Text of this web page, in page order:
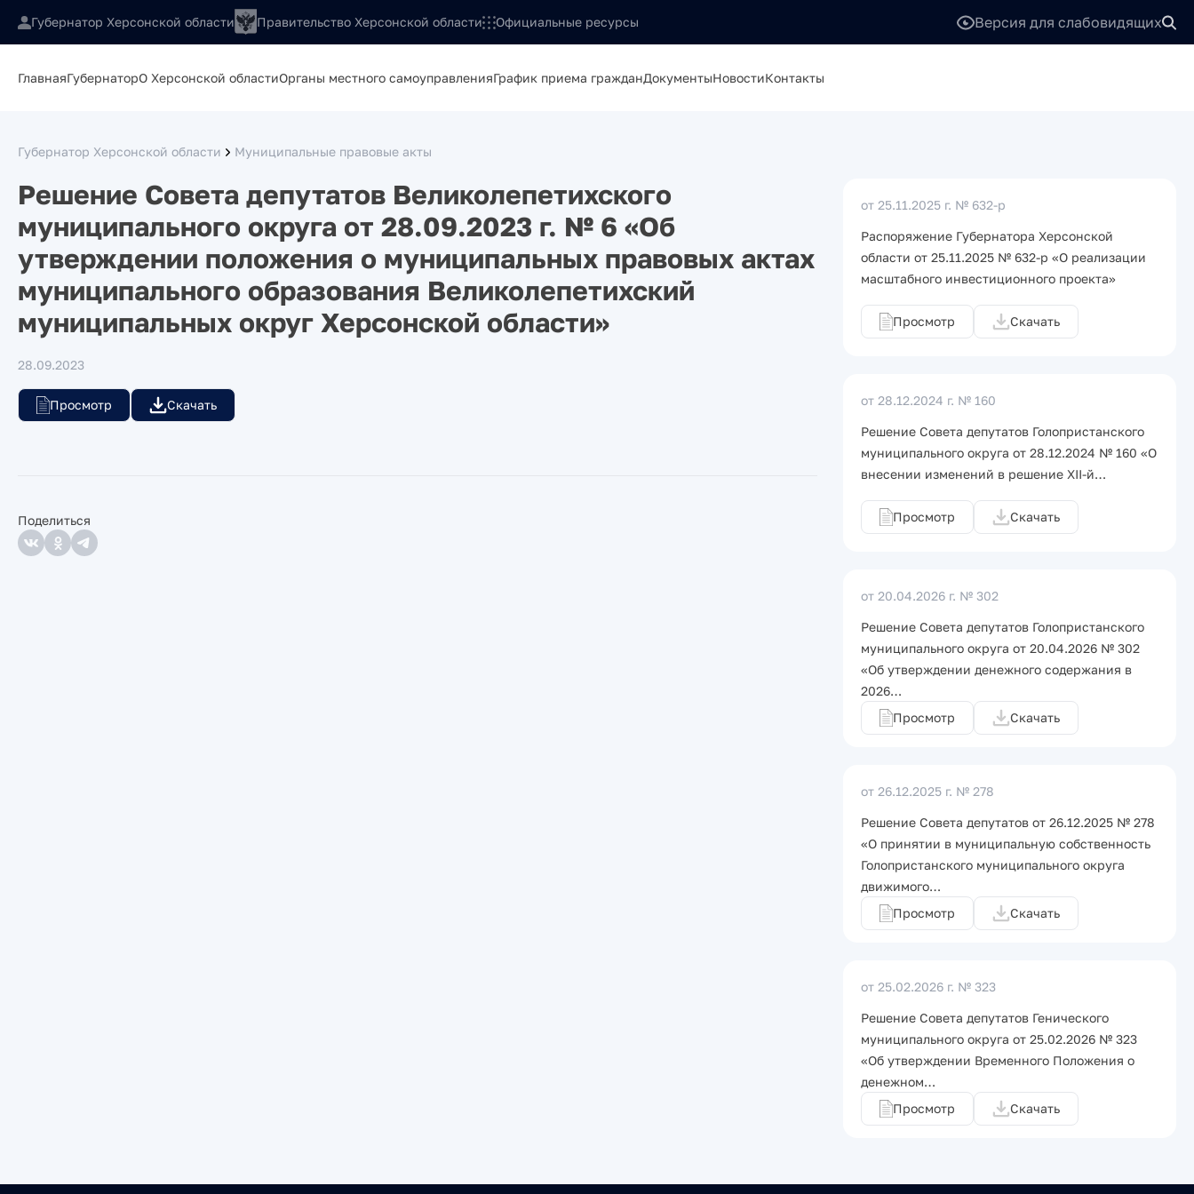
Губернатор Херсонской области Правительство Херсонской области Официальные ресурсы Версия для слабовидящих
ГлавнаяГубернаторО Херсонской областиОрганы местного самоуправленияГрафик приема гражданДокументыНовостиКонтакты
Губернатор Херсонской области Муниципальные правовые акты
Решение Совета депутатов Великолепетихского
муниципального округа от 28.09.2023 г. № 6 «Об
утверждении положения о муниципальных правовых актах
муниципального образования Великолепетихский
муниципальных округ Херсонской области»
28.09.2023
Просмотр Скачать
Поделиться
от 25.11.2025 г. № 632-р
Распоряжение Губернатора Херсонской
области от 25.11.2025 № 632-р «О реализации
масштабного инвестиционного проекта»
Просмотр Скачать
от 28.12.2024 г. № 160
Решение Совета депутатов Голопристанского
муниципального округа от 28.12.2024 № 160 «О
внесении изменений в решение XII-й…
Просмотр Скачать
от 20.04.2026 г. № 302
Решение Совета депутатов Голопристанского
муниципального округа от 20.04.2026 № 302
«Об утверждении денежного содержания в
2026…
Просмотр
Скачать
от 26.12.2025 г. № 278
Решение Совета депутатов от 26.12.2025 № 278
«О принятии в муниципальную собственность
Голопристанского муниципального округа
движимого…
Просмотр
Скачать
от 25.02.2026 г. № 323
Решение Совета депутатов Генического
муниципального округа от 25.02.2026 № 323
«Об утверждении Временного Положения о
денежном…
Просмотр
Скачать